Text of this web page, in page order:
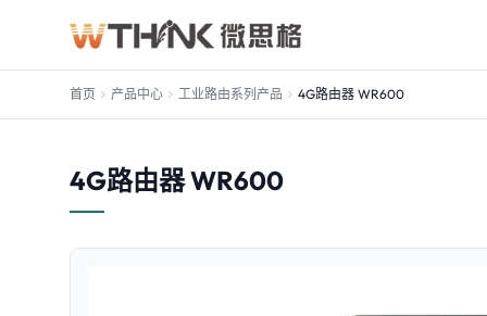
首页 chevron_right 产品中心 chevron_right 工业路由系列产品 chevron_right 4G路由器 WR600
4G路由器 WR600